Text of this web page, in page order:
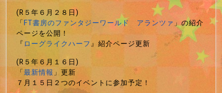
(R５年６月２８日)
「FT書房のファンタジーワールド アランツァ」の紹介
ページを公開！
『ローグライクハーフ』紹介ページ更新
(R５年６月１６日)
「最新情報」更新
７月１５日２つのイベントに参加予定！